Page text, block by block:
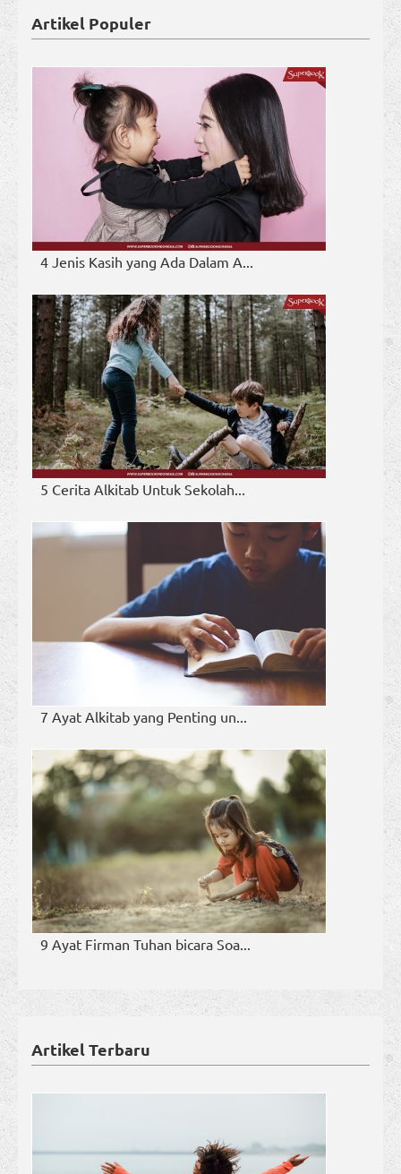
Artikel Populer
4 Jenis Kasih yang Ada Dalam A...
5 Cerita Alkitab Untuk Sekolah...
7 Ayat Alkitab yang Penting un...
9 Ayat Firman Tuhan bicara Soa...
Artikel Terbaru